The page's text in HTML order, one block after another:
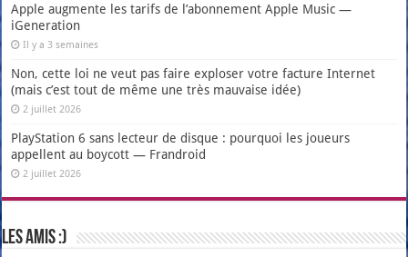
Apple augmente les tarifs de l’abonnement Apple Music —
iGeneration
Il y a 3 semaines
Non, cette loi ne veut pas faire exploser votre facture Internet
(mais c’est tout de même une très mauvaise idée)
2 juillet 2026
PlayStation 6 sans lecteur de disque : pourquoi les joueurs
appellent au boycott — Frandroid
2 juillet 2026
Les amis :)